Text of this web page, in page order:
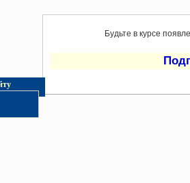
Будьте в курсе